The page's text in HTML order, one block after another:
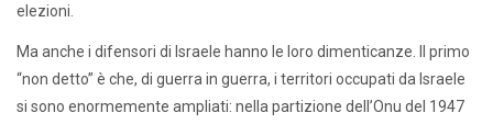
elezioni.
Ma anche i difensori di Israele hanno le loro dimenticanze. Il primo
“non detto” è che, di guerra in guerra, i territori occupati da Israele
si sono enormemente ampliati: nella partizione dell’Onu del 1947